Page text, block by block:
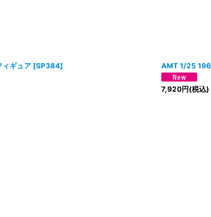
ィギュア [SP384] AMT 1/25
7,920円(税込)